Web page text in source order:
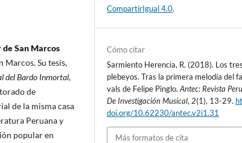
San Marcos
Marcos. Su tesis,
del Bardo Inmortal,
de
de la misma casa
Peruana y
popular en
CompartirIgual 4.0.
Cómo citar
Sarmiento Herencia, R. (2018). Los tres
plebeyos. Tras la primera melodía del
vals de Felipe Pinglo.Antec: Revista
De Investigación Musical,2(1), 13-29.
doi.org/10.62230/antec.v2i1.31
Más formatos de cita